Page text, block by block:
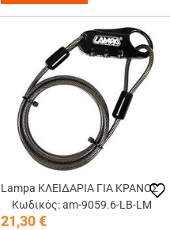
Lampa ΚΛΕΙΔΑΡΙΑ ΓΙΑ ΚΡΑΝΟΣ
Κωδικός: am-9059.6-LB-LM
21,30€